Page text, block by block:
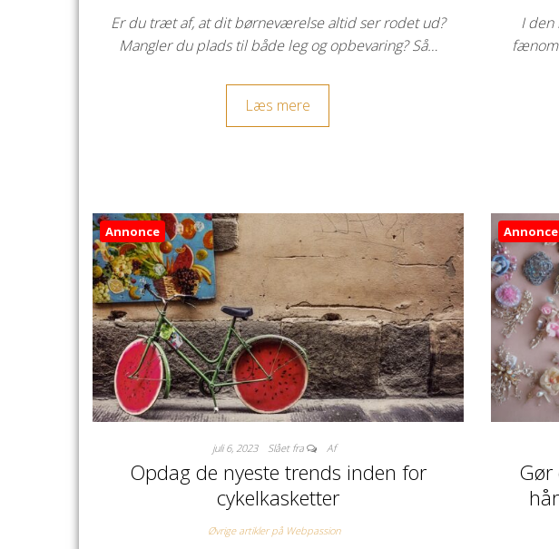
Er du træt af, at dit børneværelse altid ser rodet ud?
Mangler du plads til både leg og opbevaring? Så…
Læs mere
I den
Annonce
juli 6, 2023 Slået fra Af
Opdag de nyeste trends inden for
cykelkasketter
Øvrige artikler på Webpassion
Annonce
Gør